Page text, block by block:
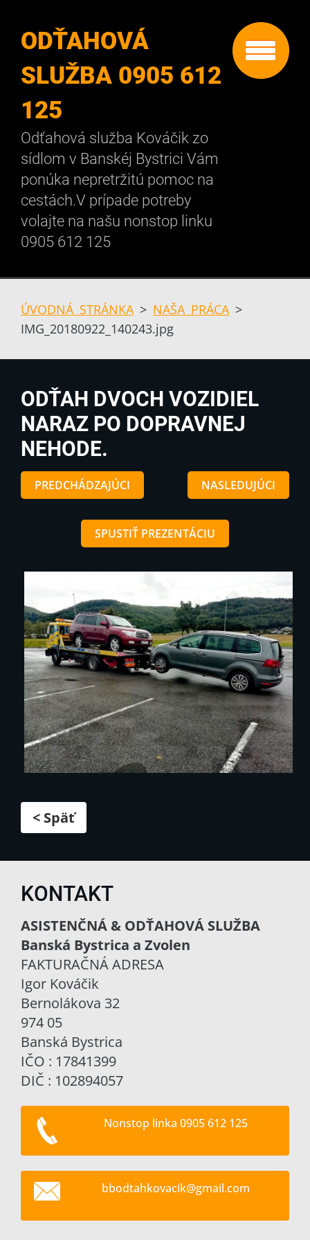
ODŤAHOVÁ
SLUŽBA 0905 612
125
Odťahová služba Kováčik zo
sídlom v Banskéj Bystrici Vám
ponúka nepretržitú pomoc na
cestách.V prípade potreby
volajte na našu nonstop linku
0905 612 125
ÚVODNÁ STRÁNKA > NAŠA PRÁCA >
IMG_20180922_140243.jpg
ODŤAH DVOCH VOZIDIEL
NARAZ PO DOPRAVNEJ
NEHODE.
PREDCHÁDZAJÚCI NASLEDUJÚCI
SPUSTIŤ PREZENTÁCIU
< Späť
KONTAKT
ASISTENČNÁ & ODŤAHOVÁ SLUŽBA
Banská Bystrica a Zvolen
FAKTURAČNÁ ADRESA
Igor Kováčik
Bernolákova 32
974 05
Banská Bystrica
IČO : 17841399
DIČ : 102894057
Nonstop linka 0905 612 125
bbodtahkovacik@gmail.com